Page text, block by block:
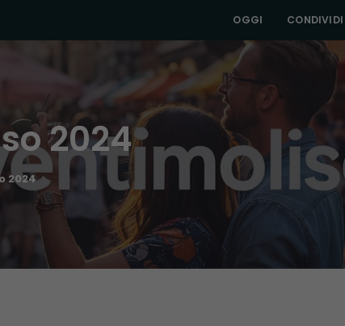
OGGI CONDIVIDI
2024
2024